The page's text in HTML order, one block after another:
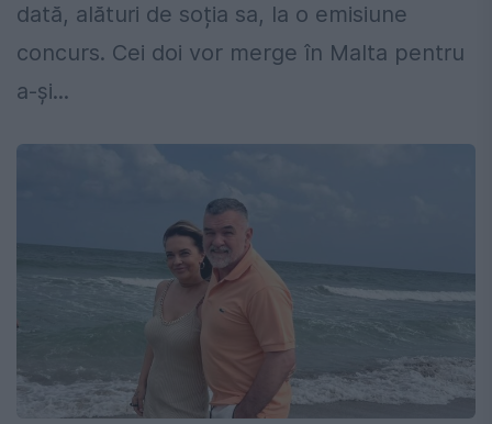
dată, alături de soția sa, la o emisiune
concurs. Cei doi vor merge în Malta pentru
a-și...